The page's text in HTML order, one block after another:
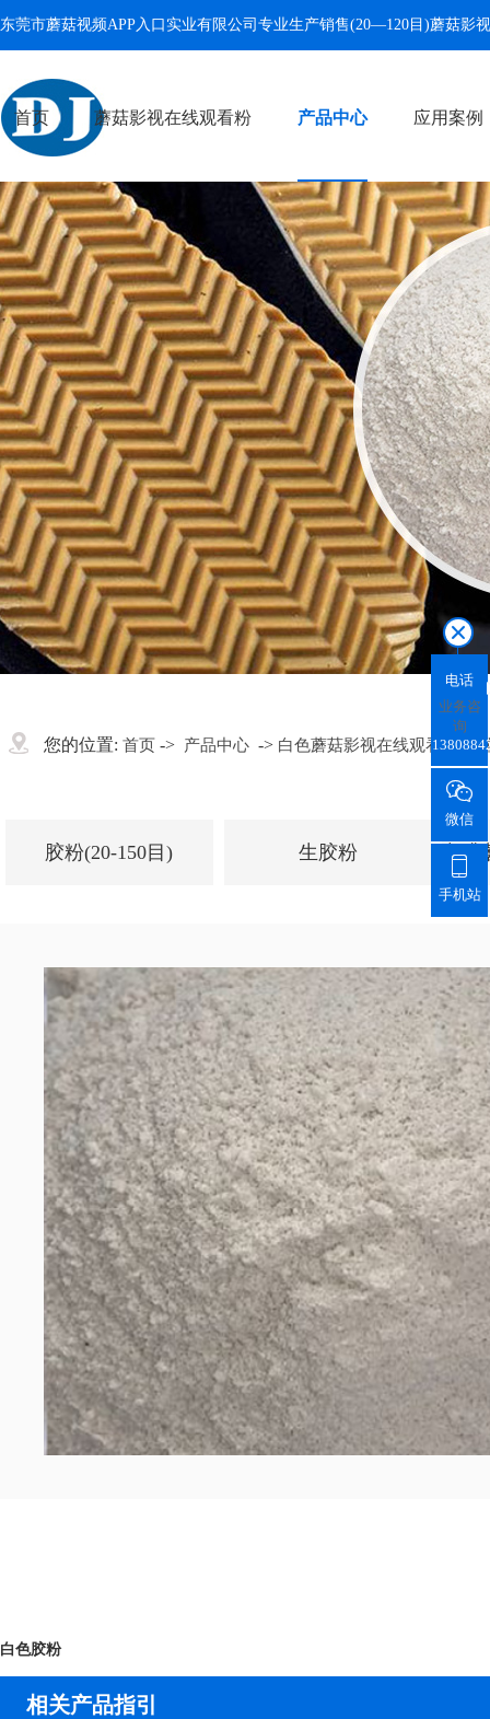
东莞市蘑菇视频APP入口实业有限公司专业生产销售(20—120目)蘑菇影
首页 蘑菇影视在线观看粉 产品中心 应用案例
您的位置: 首页 -> 产品中心 -> 白色蘑菇影视在线观看粉/颗
胶粉(20-150目) 生胶粉
白色胶粉
相关产品指引
电话
业务咨
询

微信

手机站